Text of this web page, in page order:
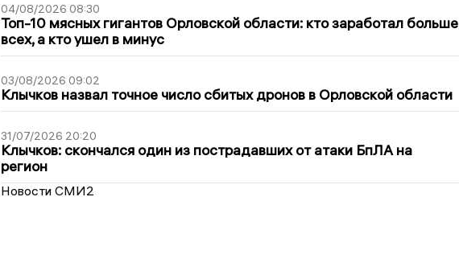
04/08/2026 08:30
Топ-10 мясных гигантов Орловской области: кто заработал больше
всех, а кто ушел в минус
03/08/2026 09:02
Клычков назвал точное число сбитых дронов в Орловской области
31/07/2026 20:20
Клычков: скончался один из пострадавших от атаки БпЛА на
регион
Новости СМИ2